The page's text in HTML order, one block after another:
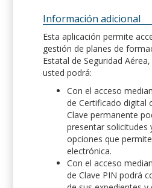
Información adicional
Esta aplicación permite
gestión de planes de
Estatal de Seguridad
usted podrá:
Con el acceso
de Certificado digital
Clave permanente
presentar solicitudes
opciones que
electrónica.
Con el acceso
de Clave PIN podrá